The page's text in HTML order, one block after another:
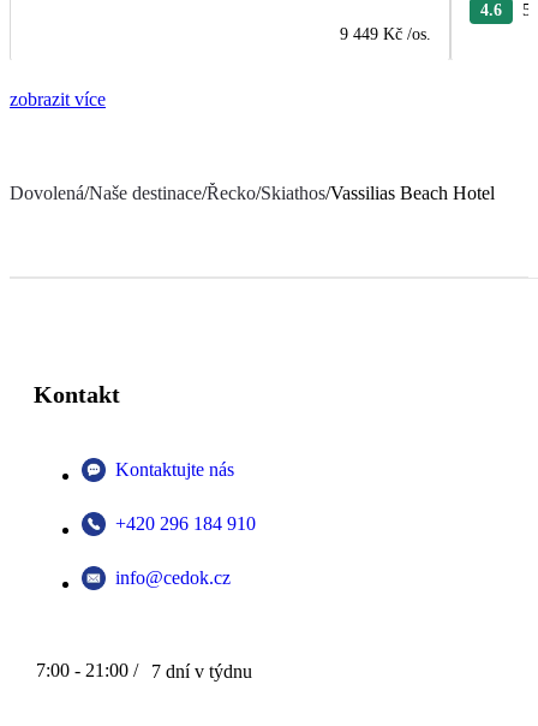
9 449 Kč /os.
4.6 5
zobrazit více
Dovolená/Naše destinace/Řecko/Skiathos/Vassilias Beach Hotel
Kontakt
Kontaktujte nás
+420 296 184 910
info@cedok.cz
7:00 - 21:00 / 7 dní v týdnu